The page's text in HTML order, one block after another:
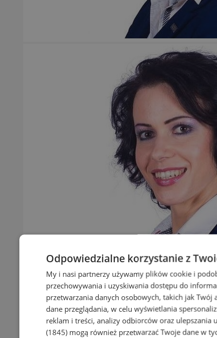
Odpowiedzialne korzystanie z
My i nasi partnerzy używamy plików cookie i
przechowywania i uzyskiwania dostępu do
przetwarzania danych osobowych, takich jak
dane przeglądania, w celu wyświetlania
reklam i treści, analizy odbiorców oraz ulepszania
(1845)mogą również przetwarzać Twoje dane w